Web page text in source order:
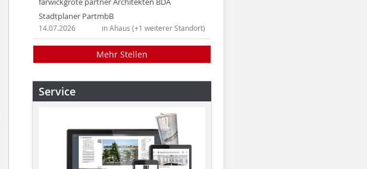
farwickgrote partner Architekten BDA
Stadtplaner PartmbB
in Ahaus (+1 weiterer Standort)
14.07.2026
Mehr Stellen
Service